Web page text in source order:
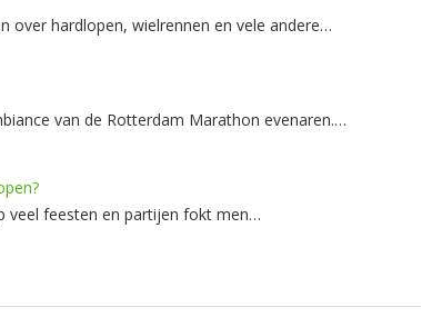
over hardlopen, wielrennen en vele andere…
van de Rotterdam Marathon evenaren.…
veel feesten en partijen fokt men…